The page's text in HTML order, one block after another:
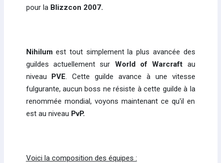
pour la Blizzcon 2007.
Nihilumest tout simplement la plus avancée des
guildes actuellement sur World of Warcraft au
niveau PVE. Cette guilde avance à une vitesse
fulgurante, aucun boss ne résiste à cette guilde à la
renommée mondial, voyons maintenant ce qu'il en
est au niveau PvP.
Voici la composition des équipes :